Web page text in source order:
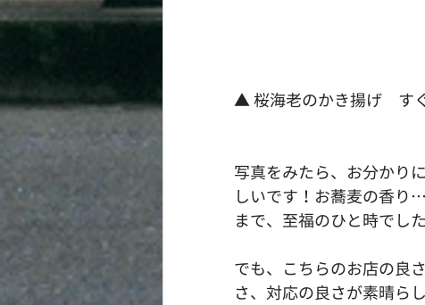
▲ 桜海老のかき揚げ　す
写真をみたら、お分かり
しいです！お蕎麦の香
まで、至福のひと時でし
でも、こちらのお店の良
さ、対応の良さが素晴ら